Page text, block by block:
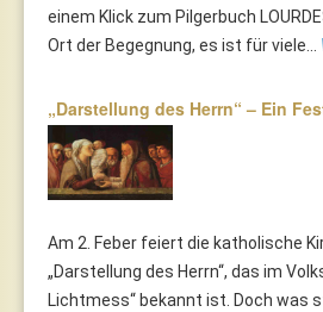
einem Klick zum Pilgerbuch
Ort der Begegnung, es ist für viele...
„Darstellung des Herrn“ – Ein
Am 2. Feber feiert die katholische
„Darstellung des Herrn“, das im
Lichtmess“ bekannt ist. Doch was